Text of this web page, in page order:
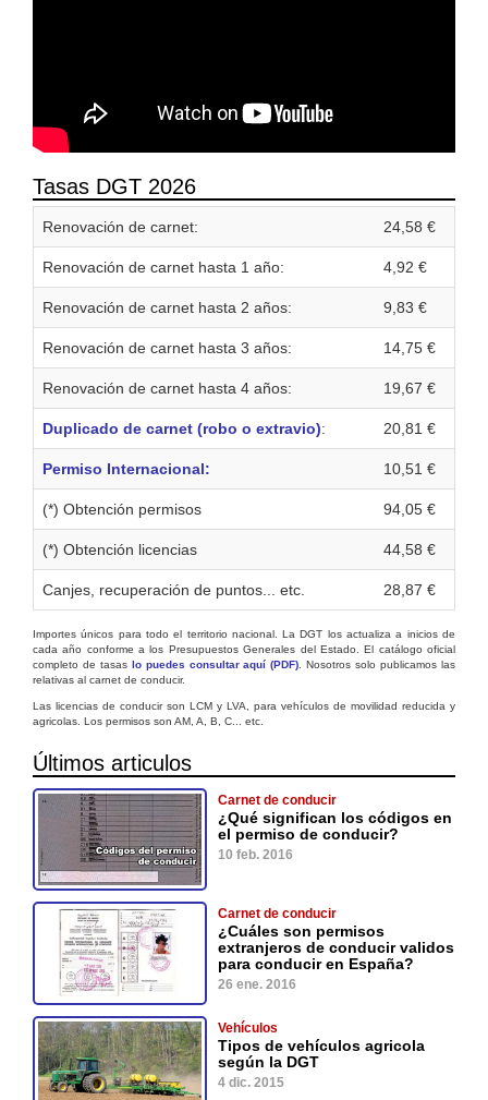
Tasas DGT 2026
Renovación de carnet: 24,58 €
Renovación de carnet hasta 1 año: 4,92 €
Renovación de carnet hasta 2 años: 9,83 €
Renovación de carnet hasta 3 años: 14,75 €
Renovación de carnet hasta 4 años: 19,67 €
Duplicado de carnet (robo o extravio): 20,81 €
Permiso Internacional: 10,51 €
(*) Obtención permisos 94,05 €
(*) Obtención licencias 44,58 €
Canjes, recuperación de puntos... etc. 28,87 €
Importes únicos para todo el territorio nacional. La DGT los actualiza a inicios de
cada año conforme a los Presupuestos Generales del Estado. El catálogo oficial
completo de tasas lo puedes consultar aquí (PDF) . Nosotros solo publicamos las
relativas al carnet de conducir.
Las licencias de conducir son LCM y LVA, para vehículos de movilidad reducida y
agricolas. Los permisos son AM, A, B, C... etc.
Últimos articulos
Carnet de conducir
¿Qué significan los códigos en
el permiso de conducir?
10 feb. 2016
Carnet de conducir
¿Cuáles son permisos
extranjeros de conducir validos
para conducir en España?
26 ene. 2016
Vehículos
Tipos de vehículos agricola
según la DGT
4 dic. 2015